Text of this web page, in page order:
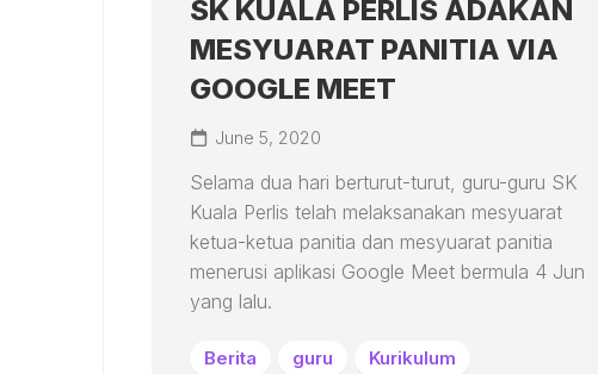
SK KUALA PERLIS ADAKAN
MESYUARAT PANITIA VIA
GOOGLE MEET
June 5, 2020
Selama dua hari berturut-turut, guru-guru SK
Kuala Perlis telah melaksanakan mesyuarat
ketua-ketua panitia dan mesyuarat panitia
menerusi aplikasi Google Meet bermula 4 Jun
yang lalu.
Berita guru Kurikulum